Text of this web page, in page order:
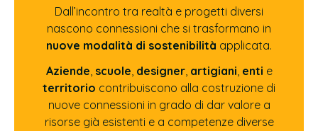
Dall’incontro tra realtà e progetti diversi
nascono connessioni che si trasformano in
nuove modalità di sostenibilità applicata.
Aziende, scuole, designer, artigiani, enti e
territorio contribuiscono alla costruzione di
nuove connessioni in grado di dar valore a
risorse già esistenti e a competenze diverse